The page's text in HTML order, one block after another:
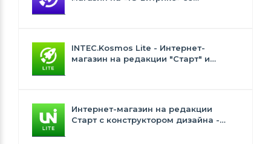
INTEC.Kosmos Lite - Интернет-
магазин на редакции "Старт" и
Интернет-магазин на редакции
Старт с конструктором дизайна -